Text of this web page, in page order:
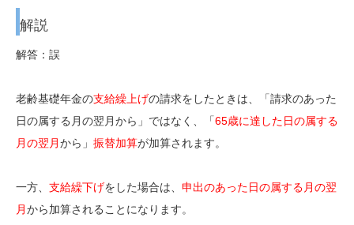
解説
解答：誤
老齢基礎年金の支給繰上げの請求をしたときは、「請求のあった
日の属する月の翌月から」ではなく、「65歳に達した日の属する
月の翌月から」 振替加算が加算されます。
一方、 支給繰下げをした場合は、 申出のあった日の属する月の翌
月から加算されることになります。